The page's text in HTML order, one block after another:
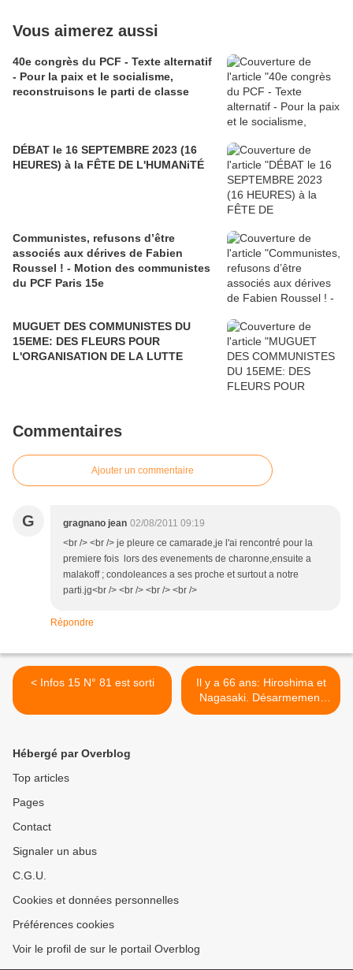
Vous aimerez aussi
40e congrès du PCF - Texte alternatif
- Pour la paix et le socialisme,
reconstruisons le parti de classe
DÉBAT le 16 SEPTEMBRE 2023 (16
HEURES) à la FÊTE DE L'HUMANiTÉ
Communistes, refusons d’être
associés aux dérives de Fabien
Roussel ! - Motion des communistes
du PCF Paris 15e
MUGUET DES COMMUNISTES DU
15EME: DES FLEURS POUR
L'ORGANISATION DE LA LUTTE
Commentaires
Ajouter un commentaire
G gragnano jean 02/08/2011 09:19
<br /> <br /> je pleure ce camarade,je l'ai rencontré pour la
premiere fois lors des evenements de charonne,ensuite a
malakoff ; condoleances a ses proche et surtout a notre
parti.jg<br /> <br /> <br /> <br />
Répondre
< Infos 15 N° 81 est sorti
Il y a 66 ans: Hiroshima et
Nagasaki. Désarmement
nucléaire unilatéral de la
Hébergé par Overblog
Top articles
Pages
Contact
Signaler un abus
C.G.U.
Cookies et données personnelles
Préférences cookies
Voir le profil de sur le portail Overblog